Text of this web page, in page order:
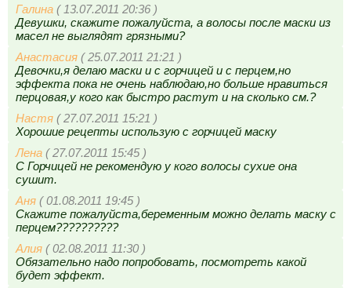
Галина ( 13.07.2011 20:36 )
Девушки, скажите пожалуйста, а волосы после маски из
масел не выглядят грязными?
Анастасия ( 25.07.2011 21:21 )
Девочки,я делаю маски и с горчицей и с перцем,но
эффекта пока не очень наблюдаю,но больше нравиться
перцовая,у кого как быстро растут и на сколько см.?
Настя ( 27.07.2011 15:21 )
Хорошие рецепты использую с горчицей маску
Лена ( 27.07.2011 15:45 )
С Горчицей не рекомендую у кого волосы сухие она
сушит.
Аня ( 01.08.2011 19:45 )
Скажите пожалуйста,беременным можно делать маску с
перцем??????????
Алия ( 02.08.2011 11:30 )
Обязательно надо попробовать, посмотреть какой
будет эффект.